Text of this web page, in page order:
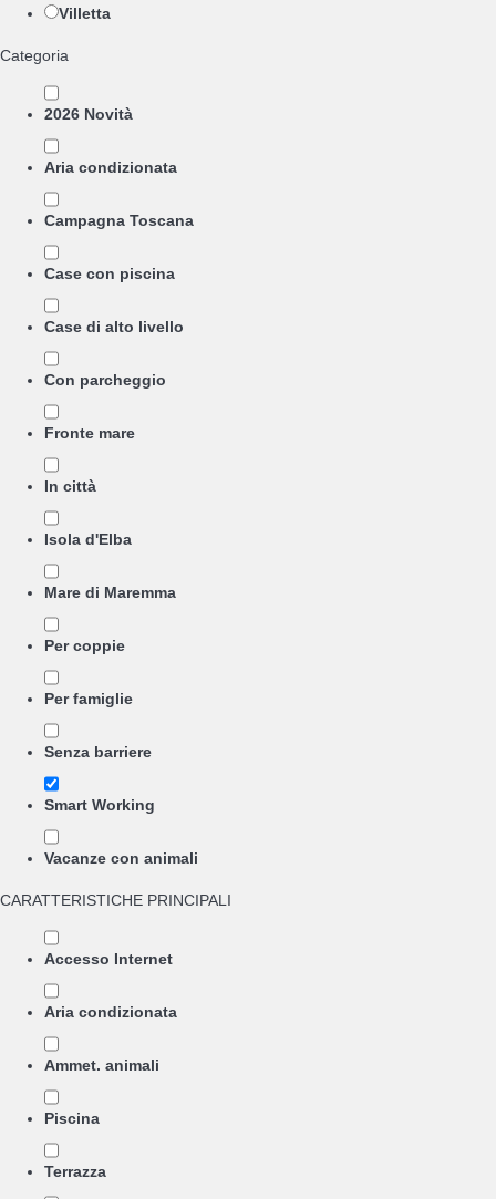
Villetta
Categoria
2026 Novità
Aria condizionata
Campagna Toscana
Case con piscina
Case di alto livello
Con parcheggio
Fronte mare
In città
Isola d'Elba
Mare di Maremma
Per coppie
Per famiglie
Senza barriere
Smart Working
Vacanze con animali
CARATTERISTICHE PRINCIPALI
Accesso Internet
Aria condizionata
Ammet. animali
Piscina
Terrazza